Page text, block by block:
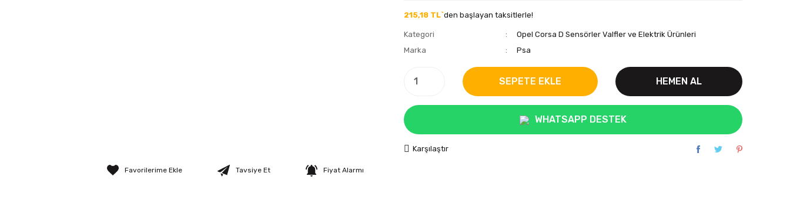
Tavsiye Et Fiyat Alarmı
215,18 TL`den başlayan taksitlerle!
Kategori
Opel Corsa D Sensörler Valfler ve Elektrik Ürünleri
Marka
Psa
SEPETE EKLE HEMEN AL
WHATSAPP DESTEK
Karşılaştır